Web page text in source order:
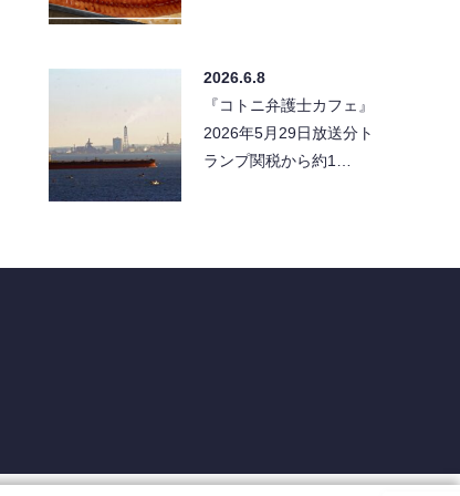
2026.6.8
『コトニ弁護士カフェ』
2026年5月29日放送分ト
ランプ関税から約1…